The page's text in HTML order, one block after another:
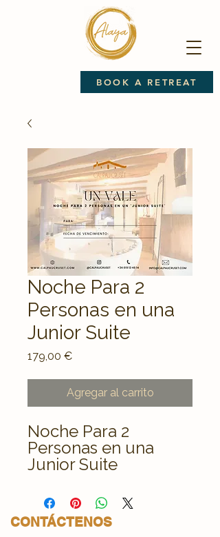
BOOK A RETREAT
Noche Para 2
Personas en una
Junior Suite
179,00 €Precio
Agregar al carrito
Noche Para 2
Personas en una
Junior Suite
CONTÁCTENOS